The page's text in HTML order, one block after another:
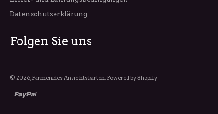
Datenschutzerklärung
Folgen Sie uns
© 2026,Parmenides Ansichtskarten . Powered by Shopify